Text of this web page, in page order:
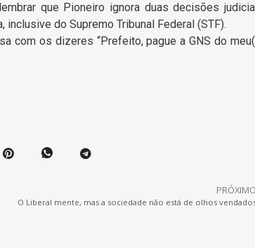
que Pioneiro ignora duas decisões
do Supremo Tribunal Federal (STF).
com os dizeres “Prefeito, pague a GNS do
PRÓXIMO
O Liberal mente, mas a sociedade não está de olhos